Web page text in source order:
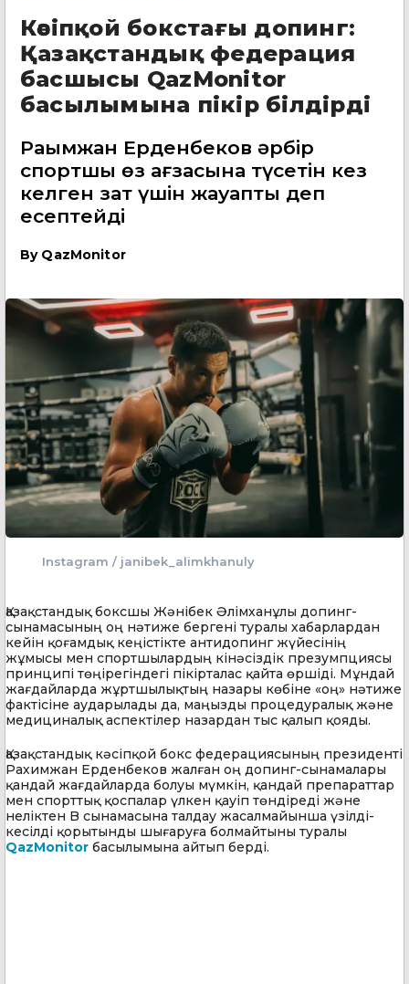
Кәсіпқой бокстағы допинг:
Қазақстандық федерация
басшысы QazMonitor
басылымына пікір білдірді
Рақымжан Ерденбеков әрбір
спортшы өз ағзасына түсетін кез
келген зат үшін жауапты деп
есептейді
By QazMonitor
Instagram / janibek_alimkhanuly
Қазақстандық боксшы Жәнібек Әлімханұлы допинг-
сынамасының оң нәтиже бергені туралы хабарлардан
кейін қоғамдық кеңістікте антидопинг жүйесінің
жұмысы мен спортшылардың кінәсіздік презумпциясы
принципі төңірегіндегі пікірталас қайта өршіді. Мұндай
жағдайларда жұртшылықтың назары көбіне «оң» нәтиже
фактісіне аударылады да, маңызды процедуралық және
медициналық аспектілер назардан тыс қалып қояды.
Қазақстандық кәсіпқой бокс федерациясының президенті
Рахимжан Ерденбеков жалған оң допинг-сынамалары
қандай жағдайларда болуы мүмкін, қандай препараттар
мен спорттық қоспалар үлкен қауіп төндіреді және
неліктен B сынамасына талдау жасалмайынша үзілді-
кесілді қорытынды шығаруға болмайтыны туралы
QazMonitor басылымына айтып берді.